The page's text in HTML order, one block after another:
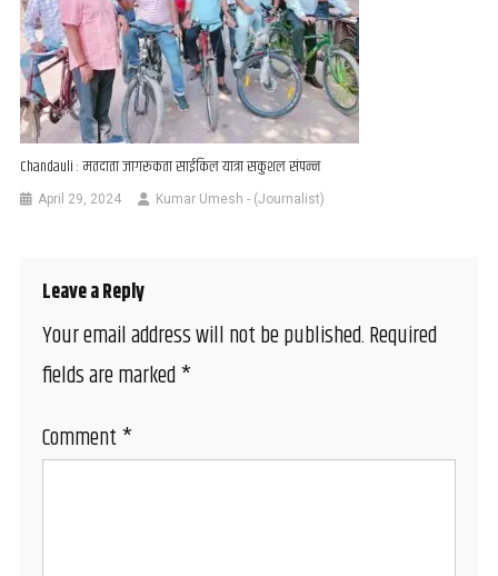
Chandauli : मतदाता जागरूकता साईकिल यात्रा सकुशल संपन्न
April 29, 2024 Kumar Umesh - (Journalist)
Leave a Reply
Your email address will not be published.Required
fields are marked*
Comment*